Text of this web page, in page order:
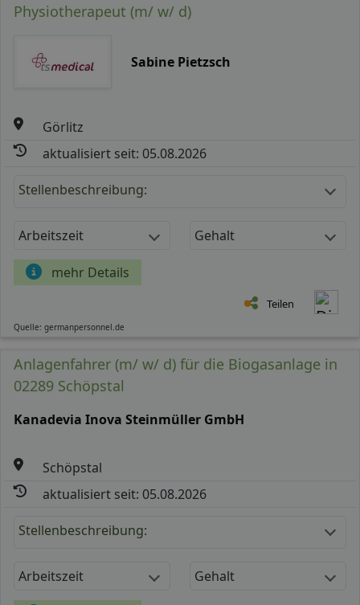
Physiotherapeut (m/ w/ d)
Sabine Pietzsch
Görlitz
aktualisiert seit: 05.08.2026
Stellenbeschreibung:
Arbeitszeit Gehalt
mehr Details
Teilen
Quelle: germanpersonnel.de
Anlagenfahrer (m/ w/ d) für die Biogasanlage in
02289 Schöpstal
Kanadevia Inova Steinmüller GmbH
Schöpstal
aktualisiert seit: 05.08.2026
Stellenbeschreibung:
Arbeitszeit Gehalt